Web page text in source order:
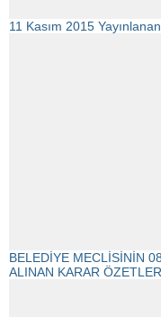
11 Kasım 2015
BELEDİYE MECLİSİNİN
ALINAN KARAR